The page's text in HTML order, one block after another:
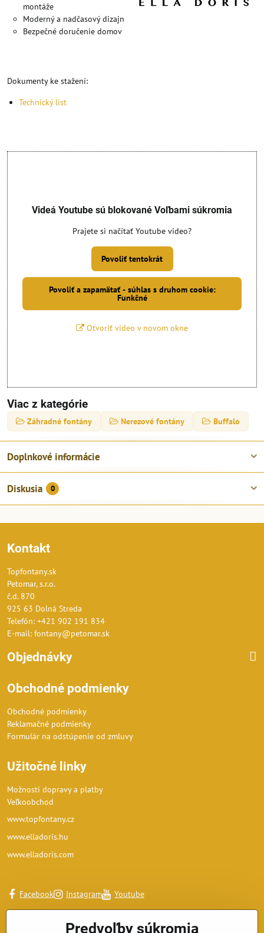
montáže
Moderný a nadčasový dizajn
Bezpečné doručenie domov
Dokumenty ke stažení:
Technický list
Videá Youtube sú blokované Voľbami súkromia
Prajete si načítať Youtube video?
Povoliť tentokrát
Povoliť a zapamätať - súhlas s druhom cookie:
Funkčné
Otvoriť video v novom okne
Viac z kategórie
Záhradné fontány Nerezové fontány Buffalo
Doplnkové informácie
Diskusia 0
Kontakt
Topfontany.sk
Petomar, s.r.o.
č.d. 870
925 63 Dolná Streda
Telefón: +421 902 191 834
E-mail: fontany@petomar.sk
Objednávky
Obchodné podmienky
Obchodné podmienky
Reklamačné podmienky
Formulár na odstúpenie od zmluvy
Užitočné linky
Možnosti dopravy a platby
Veľkoobchod
www.topfontany.cz
www.elladoris.hu
www.elladoris.com
Facebook Instagram Youtube
Predvoľby súkromia